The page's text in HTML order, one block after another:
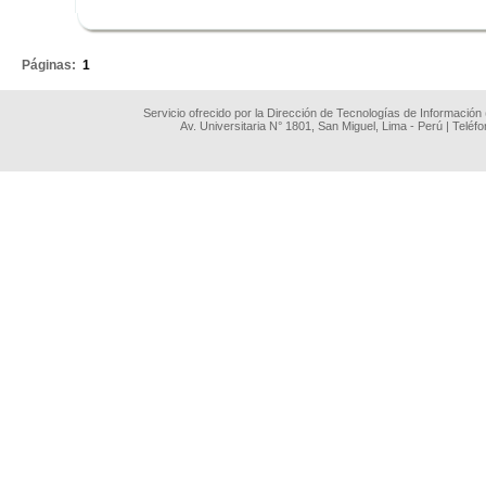
Páginas: 1
Servicio ofrecido por la Dirección de Tecnologías de
Av. Universitaria N° 1801, San Miguel, Lima - Perú |